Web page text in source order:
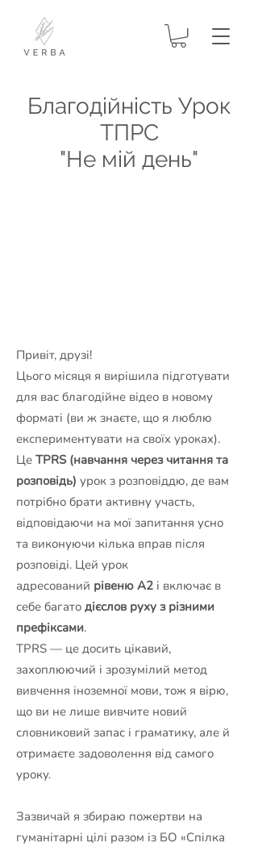
Благодійність Урок
ТПРС
"Не мій день"
Привіт, друзі!
Цього місяця я вирішила підготувати
для вас благодійне відео в новому
форматі (ви ж знаєте, що я люблю
експериментувати на своїх уроках).
Це TPRS (навчання через читання та
розповідь) урок з розповіддю, де вам
потрібно брати активну участь,
відповідаючи на мої запитання усно
та виконуючи кілька вправ після
розповіді. Цей урок
адресований рівеню А2 і включає в
себе багато дієслов руху з різними
префіксами.
TPRS — це досить цікавий,
захоплюючий і зрозумілий метод
вивчення іноземної мови, тож я вірю,
що ви не лише вивчите новий
словниковий запас і граматику, але й
отримаєте задоволення від самого
уроку.
Зазвичай я збираю пожертви на
гуманітарні цілі разом із БО «Спілка